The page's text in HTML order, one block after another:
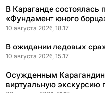
В Караганде состоялась
«Фундамент юного
10 августа 2026, 18:17
В ожидании ледовых
10 августа 2026, 15:17
Осужденным
виртуальную экскурсию